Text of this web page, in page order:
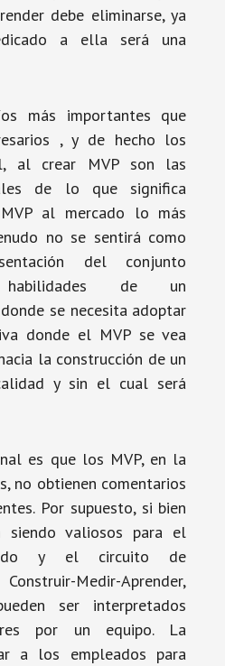
debe eliminarse, ya
a ella será una
más importantes que
, y de hecho los
al crear MVP son las
de lo que significa
al mercado lo más
no se sentirá como
del conjunto
de un
se necesita adoptar
donde el MVP se vea
la construcción de un
y sin el cual será
es que los MVP, en la
no obtienen comentarios
Por supuesto, si bien
siendo valiosos para el
y el circuito de
Medir-Aprender,
ser interpretados
por un equipo. La
a los empleados para